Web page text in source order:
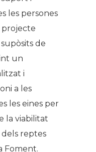
les persones
de
un
i
a les
les eines per
la viabilitat
reptes
Foment.